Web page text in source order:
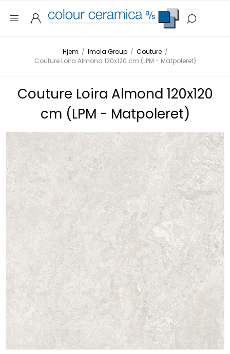
Hjem / Imola Group / Couture /
Couture Loira Almond 120x120 cm (LPM - Matpoleret)
Couture Loira Almond 120x120
cm (LPM - Matpoleret)